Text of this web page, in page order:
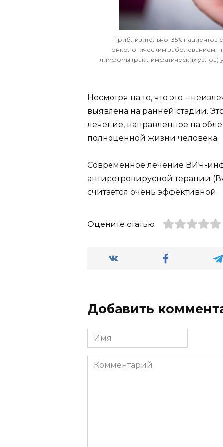
Приблизительно, 35% пациентов
онкологическим заболеванием,
лимфомы (рак лимфатических узлов)
Несмотря на то, что это –
выявлена на ранней стадии.
лечение, направленное на
полноценной жизни человека.
Современное лечение ВИЧ-
антиретровирусной терапии
считается очень эффективной.
Оцените статью
Добавить
Имя
Комментарий